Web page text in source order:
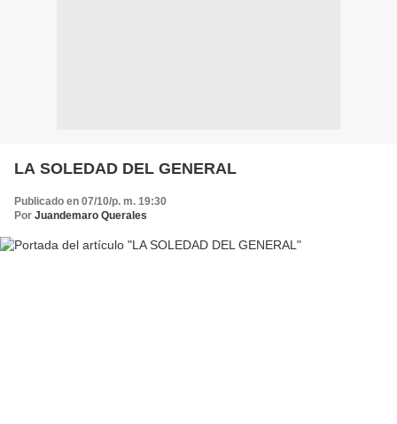
LA SOLEDAD DEL GENERAL
Publicado en 07/10/p. m. 19:30
Por Juandemaro Querales